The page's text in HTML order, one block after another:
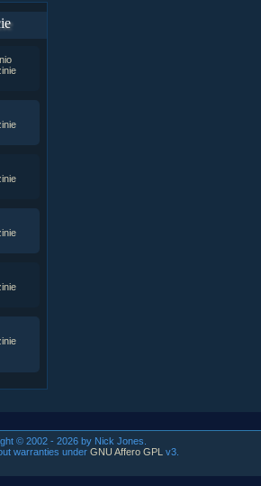
© 2002 - 2026 by Nick Jones.
warranties under GNU Affero GPL
v3.